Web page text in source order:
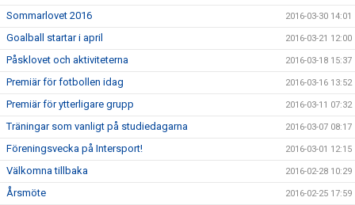
Sommarlovet 2016 2016-03-30 14:01
Goalball startar i april 2016-03-21 12:00
Påsklovet och aktiviteterna 2016-03-18 15:37
Premiär för fotbollen idag 2016-03-16 13:52
Premiär för ytterligare grupp 2016-03-11 07:32
Träningar som vanligt på studiedagarna 2016-03-07 08:17
Föreningsvecka på Intersport! 2016-03-01 12:15
Välkomna tillbaka 2016-02-28 10:29
Årsmöte 2016-02-25 17:59